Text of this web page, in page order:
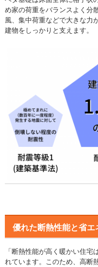
め家の荷重をバランスよく分
風、集中荷重などで大きな力
建物をしっかりと支えます。
優れた断熱性能と省エ
「断熱性能が高く暖かい住宅
れています。このため、高断